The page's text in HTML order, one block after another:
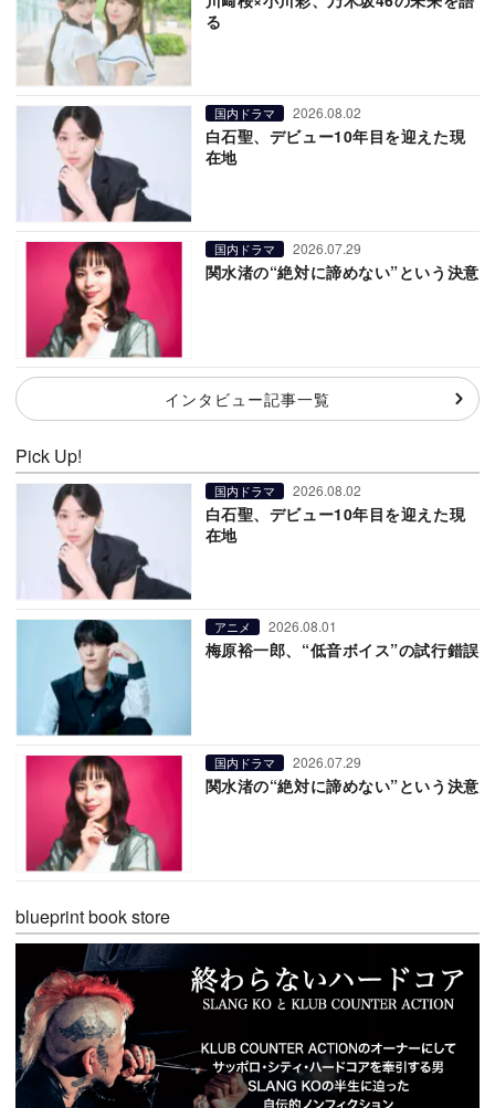
る
国内ドラマ 2026.08.02
白石聖、デビュー10年目を迎えた現
在地
国内ドラマ 2026.07.29
関水渚の“絶対に諦めない”という決意
インタビュー記事一覧
Pick Up!
国内ドラマ 2026.08.02
白石聖、デビュー10年目を迎えた現
在地
アニメ 2026.08.01
梅原裕一郎、“低音ボイス”の試行錯誤
国内ドラマ 2026.07.29
関水渚の“絶対に諦めない”という決意
blueprint book store